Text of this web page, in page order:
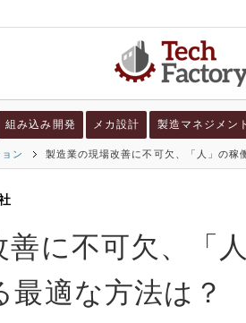
組み込み開発 メカ設計 製造マネジメント
ン 製造業の現場改善に不可欠、「人」の稼
善に不可欠、「
最適な方法は？